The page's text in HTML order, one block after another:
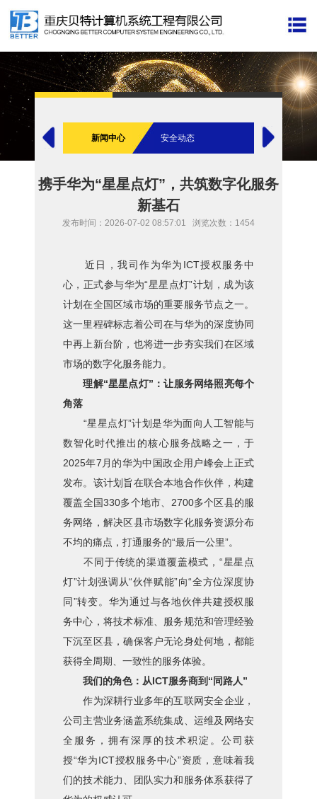
新闻中心 安全动态
携手华为“星星点灯”，共筑数字化服务
新基石
发布时间：2026-07-02 08:57:01 浏览次数：1454
近日，我司作为华为ICT授权服务中
心，正式参与华为“星星点灯”计划，成为该
计划在全国区域市场的重要服务节点之一。
这一里程碑标志着公司在与华为的深度协同
中再上新台阶，也将进一步夯实我们在区域
市场的数字化服务能力。
理解“星星点灯”：让服务网络照亮每个
角落
“星星点灯”计划是华为面向人工智能与
数智化时代推出的核心服务战略之一，于
2025年7月的华为中国政企用户峰会上正式
发布。该计划旨在联合本地合作伙伴，构建
覆盖全国330多个地市、2700多个区县的服
务网络，解决区县市场数字化服务资源分布
不均的痛点，打通服务的“最后一公里”。
不同于传统的渠道覆盖模式，“星星点
灯”计划强调从“伙伴赋能”向“全方位深度协
同”转变。华为通过与各地伙伴共建授权服
务中心，将技术标准、服务规范和管理经验
下沉至区县，确保客户无论身处何地，都能
获得全周期、一致性的服务体验。
我们的角色：从ICT服务商到“同路人”
作为深耕行业多年的互联网安全企业，
公司主营业务涵盖系统集成、运维及网络安
全服务，拥有深厚的技术积淀。公司获
授“华为ICT授权服务中心”资质，意味着我
们的技术能力、团队实力和服务体系获得了